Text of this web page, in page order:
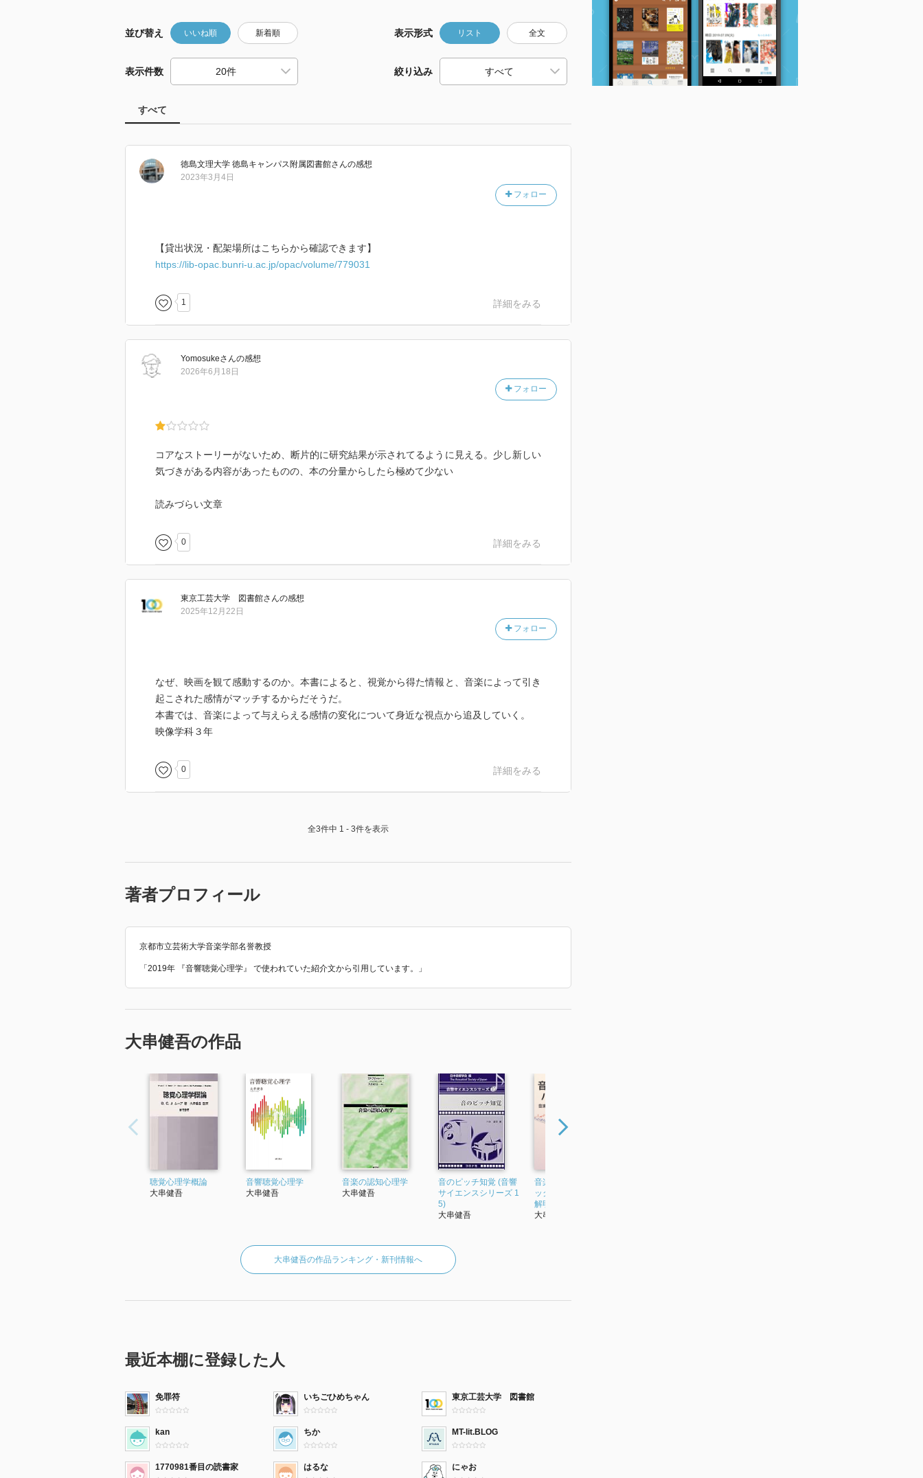
並び替え いいね順 新着順 表示形式 リスト 全文
表示件数 絞り込み
すべて
徳島文理大学 徳島キャンパス附属図書館さんの感想
フォロー
2023年3月4日
【貸出状況・配架場所はこちらから確認できます】
https://lib-opac.bunri-u.ac.jp/opac/volume/779031
1 詳細をみる
Yomosukeさんの感想
フォロー
2026年6月18日
コアなストーリーがないため、断片的に研究結果が示されてるように見える。少し新しい
気づきがある内容があったものの、本の分量からしたら極めて少ない
読みづらい文章
0 詳細をみる
東京工芸大学 図書館さんの感想
フォロー
2025年12月22日
なぜ、映画を観て感動するのか。本書によると、視覚から得た情報と、音楽によって引き
起こされた感情がマッチするからだそうだ。
本書では、音楽によって与えらえる感情の変化について身近な視点から追及していく。
映像学科３年
0 詳細をみる
全3件中 1 - 3件を表示
著者プロフィール
京都市立芸術大学音楽学部名誉教授
「2019年 『音響聴覚心理学』 で使われていた紹介文から引用しています。」
大串健吾の作品
聴覚心理学概論
大串健吾
音響聴覚心理学
大串健吾
音楽の認知心理学
大串健吾
音のピッチ知覚 (音響
サイエンスシリーズ 1
5)
大串健吾
音楽知覚認知ハンドブ
ック 音楽の不思議の
解明に挑む科学
大串健吾
大串健吾の作品ランキング・新刊情報へ
最近本棚に登録した人
免罪符 いちごひめちゃん 東京工芸大学 図書館
kan ちか MT-lit.BLOG
1770981番目の読書家 はるな にゃお